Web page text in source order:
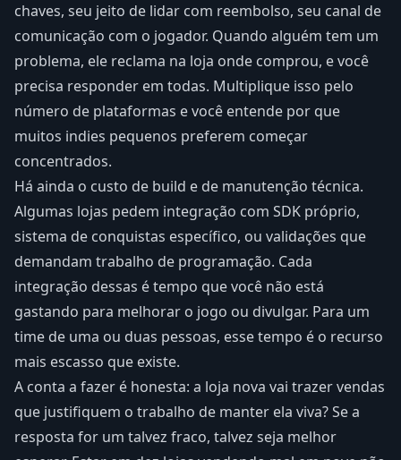
chaves, seu jeito de lidar com reembolso, seu canal de
comunicação com o jogador. Quando alguém tem um
problema, ele reclama na loja onde comprou, e você
precisa responder em todas. Multiplique isso pelo
número de plataformas e você entende por que
muitos indies pequenos preferem começar
concentrados.
Há ainda o custo de build e de manutenção técnica.
Algumas lojas pedem integração com SDK próprio,
sistema de conquistas específico, ou validações que
demandam trabalho de programação. Cada
integração dessas é tempo que você não está
gastando para melhorar o jogo ou divulgar. Para um
time de uma ou duas pessoas, esse tempo é o recurso
mais escasso que existe.
A conta a fazer é honesta: a loja nova vai trazer vendas
que justifiquem o trabalho de manter ela viva? Se a
resposta for um talvez fraco, talvez seja melhor